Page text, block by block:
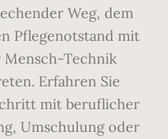
Weg, dem
Pflegenotstand mit
Mensch-Technik
Erfahren Sie
mit beruflicher
Umschulung oder